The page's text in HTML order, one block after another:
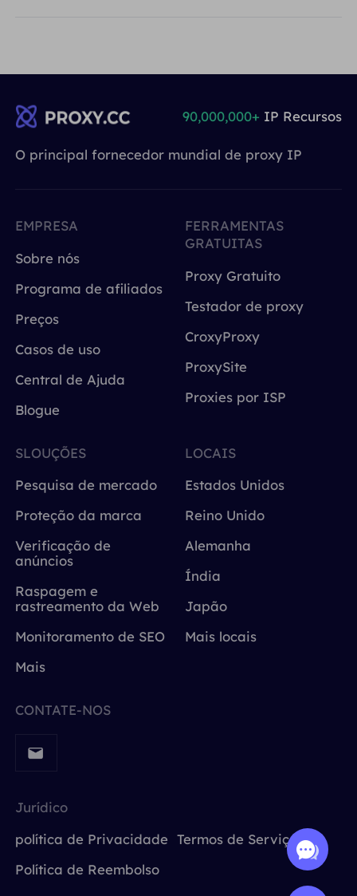
O principal fornecedor mundial de proxy IP
90,000,000+ IP Recursos
EMPRESA
Sobre nós
Programa de afiliados
Preços
Casos de uso
Central de Ajuda
Blogue
FERRAMENTAS
GRATUITAS
Proxy Gratuito
Testador de proxy
CroxyProxy
ProxySite
Proxies por ISP
SLOUÇÕES
Pesquisa de mercado
Proteção da marca
Verificação de
anúncios
Raspagem e
rastreamento da Web
Monitoramento de SEO
Mais
LOCAIS
Estados Unidos
Reino Unido
Alemanha
Índia
Japão
Mais locais
CONTATE-NOS
Jurídico
política de Privacidade Termos de Serviço
Política de Reembolso